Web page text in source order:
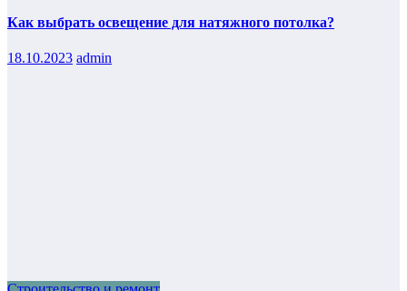
Как выбрать освещение для натяжного потолка?
18.10.2023 admin